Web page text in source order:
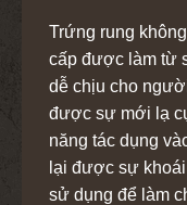
Trứng rung
cấp được làm từ
dễ chịu cho
được sự mới lạ
năng tác dụng
lại được sự
sử dụng để làm